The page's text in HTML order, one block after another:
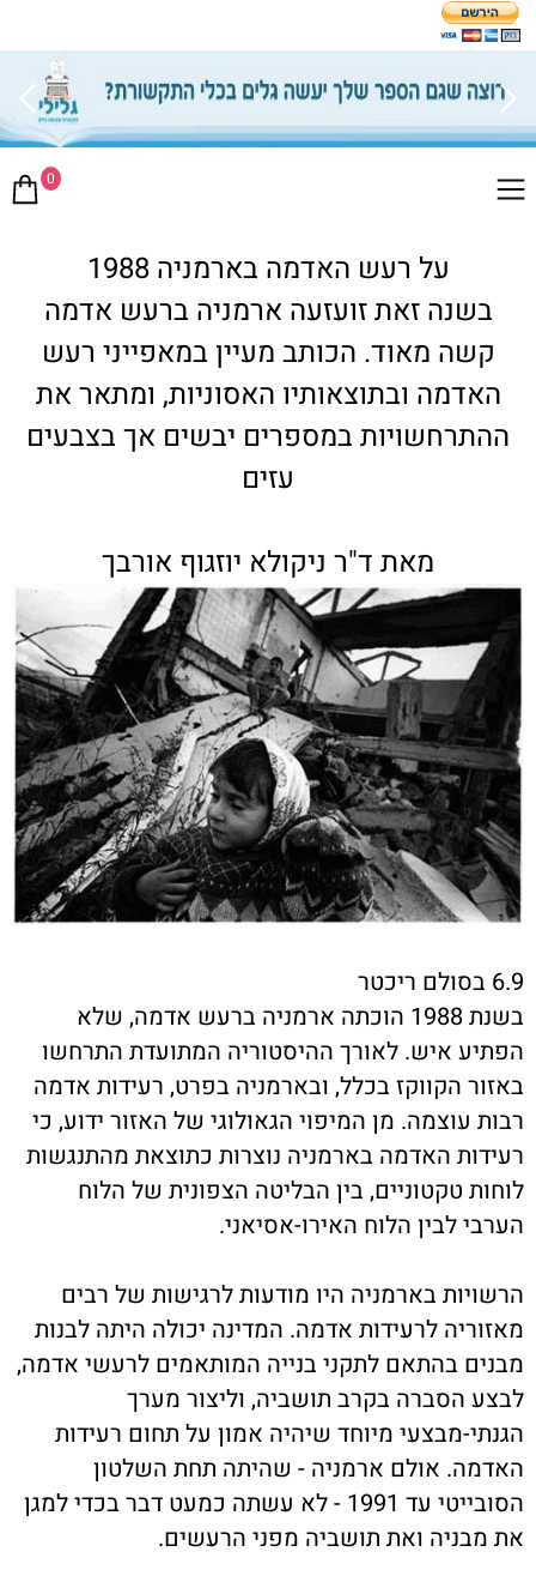
0
על רעש האדמה בארמניה 1988
בשנה זאת זועזעה ארמניה ברעש אדמה
קשה מאוד. הכותב מעיין במאפייני רעש
האדמה ובתוצאותיו האסוניות, ומתאר את
ההתרחשויות במספרים יבשים אך בצבעים
עזים
מאת ד"ר ניקולא יוזגוף אורבך
6.9 בסולם ריכטר
בשנת 1988 הוכתה ארמניה ברעש אדמה, שלא
הפתיע איש. לאורך ההיסטוריה המתועדת התרחשו
באזור הקווקז בכלל, ובארמניה בפרט, רעידות אדמה
רבות עוצמה. מן המיפוי הגאולוגי של האזור ידוע, כי
רעידות האדמה בארמניה נוצרות כתוצאת מהתנגשות
לוחות טקטוניים, בין הבליטה הצפונית של הלוח
הערבי לבין הלוח האירו-אסיאני.
הרשויות בארמניה היו מודעות לרגישות של רבים
מאזוריה לרעידות אדמה. המדינה יכולה היתה לבנות
מבנים בהתאם לתקני בנייה המותאמים לרעשי אדמה,
לבצע הסברה בקרב תושביה, וליצור מערך
הגנתי-מבצעי מיוחד שיהיה אמון על תחום רעידות
האדמה. אולם ארמניה - שהיתה תחת השלטון
הסובייטי עד 1991 - לא עשתה כמעט דבר בכדי למגן
את מבניה ואת תושביה מפני הרעשים.